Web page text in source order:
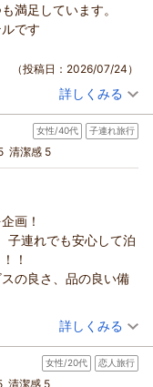
（返信日：2026/07/27）
フォーマンスにご
。一日の始まりを
質・サービスとも
ることができた」
れ以上ない喜びを感
るよう、これからも
向上に努めてまい
心地よいご滞在を
にお待ちしておりま
（返信日：2026/07/27）
ただき、また心温
りがとうございま
あり、とても美味し
嬉しく拝読いたしま
き、仙台でのご滞在
います。
つきましてもご満
励みになります。快
ておりますので、
じていただけるホ
一層充実させてまい
ドホテル仙台をご利
できます日を心よ
だき、誠にありがと
満足しています。
です
（投稿日：2026/07/24）
～フリードリンク付き～
込)
だき誠にありがと
ただき、スタッフ
「いつも満足」と
存じます。
大人のお客様まで、
空間を目指しており
あれば幸いでござ
詳しくみる
女性/40代 子連れ旅行
清潔感 5
画！
子連れでも安心して泊
！
の良さ、品の良い備
ス、キッズスペース
な思い出ができまし
（投稿日：2026/07/24）
き】ロイヤルホストビュ
詳しくみる
女性/20代 恋人旅行
清潔感 5